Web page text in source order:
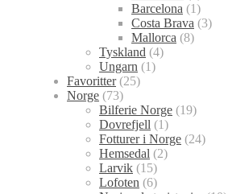
Barcelona (1)
Costa Brava (3)
Mallorca (8)
Tyskland (4)
Ungarn (1)
Favoritter(25)
Norge (73)
Bilferie Norge (19)
Dovrefjell (1)
Fotturer i Norge (24)
Hemsedal (2)
Larvik (15)
Lofoten (6)